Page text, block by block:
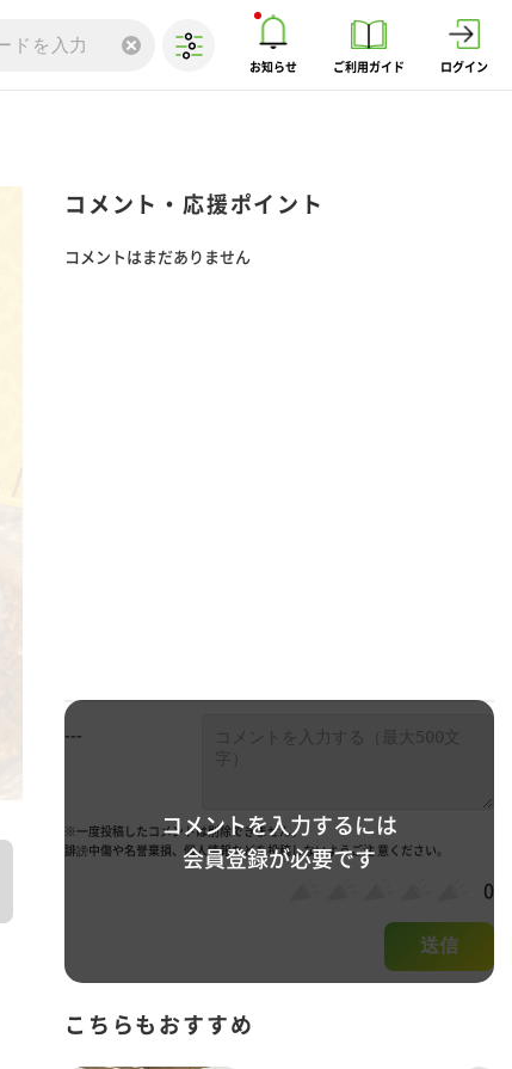
お知らせ ご利用ガイド ログイン
コメント・応援ポイント
コメントはまだありません
コメントを入力するには
会員登録が必要です
---
※一度投稿したコメントは削除できません。
誹謗中傷や名誉棄損、個人情報などを投稿しないようご注 意ください。
0
送信
こちらもおすすめ